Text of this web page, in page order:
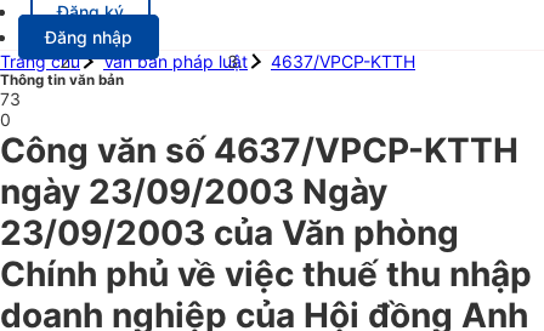
Đăng ký
Đăng nhập
Trang chủ
Văn bản pháp luật 4637/VPCP-KTTH
Thông tin văn bản
73
0
Công văn số 4637/VPCP-KTTH
ngày 23/09/2003 Ngày
23/09/2003 của Văn phòng
Chính phủ về việc thuế thu nhập
doanh nghiệp của Hội đồng Anh